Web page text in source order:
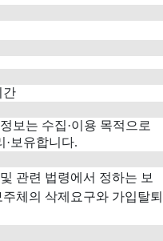
간
보는 수집·이용 목적으로
·보유합니다.
관련 법령에서 정하는 보
체의 삭제요구와 가입탈퇴